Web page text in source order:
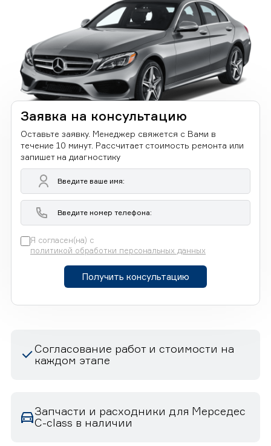
Заявка на консультацию
Оставьте заявку. Менеджер свяжется с Вами в
течение 10 минут. Рассчитает стоимость ремонта или
запишет на диагностику
Я согласен(на) с
политикой обработки персональных данных
Получить консультацию
Согласование работ и стоимости на
каждом этапе
Запчасти и расходники для Мерседес
C-class в наличии